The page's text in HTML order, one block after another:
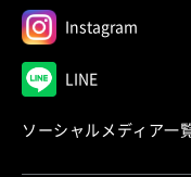
Instagram （別ウ
LINE（別ウィン
ソーシャルメディア一